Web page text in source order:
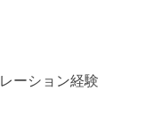
ーション経験